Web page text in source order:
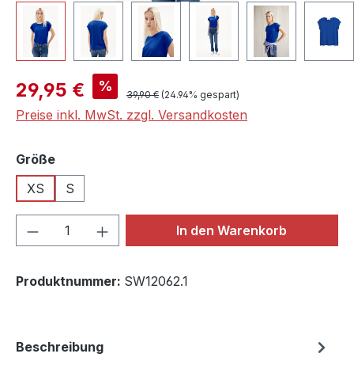
Verkaufspreis:
29,95 € % Regulärer Preis:
39,90 € (24.94% gespart)
Preise inkl. MwSt. zzgl. Versandkosten
Größeauswählen
XS
S
Produkt Anzahl: Gib denIn den Warenkorb
Produktnummer: SW12062.1
Beschreibung